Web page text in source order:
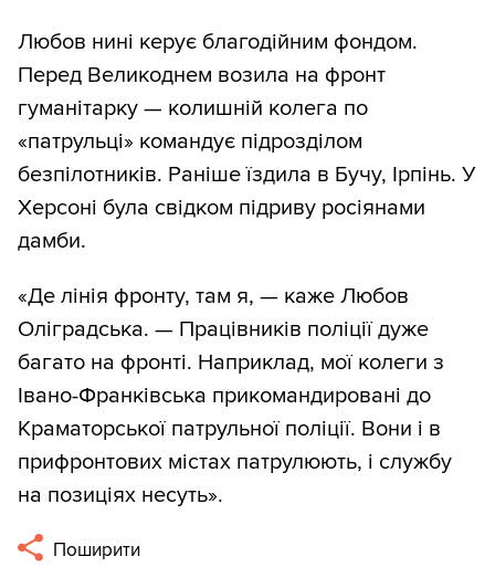
Любов нині керує благодійним фондом.
Перед Великоднем возила на фронт
гуманітарку — колишній колега по
«патрульці» командує підрозділом
безпілотників. Раніше їздила в Бучу, Ірпінь. У
Херсоні була свідком підриву росіянами
дамби.
«Де лінія фронту, там я, — каже Любов
Оліградська. — Працівників поліції дуже
багато на фронті. Наприклад, мої колеги з
Івано-Франківська прикомандировані до
Краматорської патрульної поліції. Вони і в
прифронтових містах патрулюють, і службу
на позиціях несуть».
Поширити